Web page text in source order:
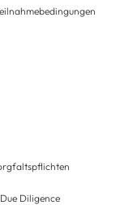
Diligence